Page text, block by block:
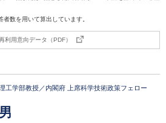
数を用いて算出しています。
利用意向データ（PDF）
工学部教授／内閣府 上席科学技術政策フェロー